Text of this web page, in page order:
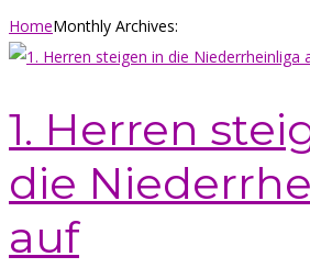
HomeMonthly Archives:
1. Herren
die
auf